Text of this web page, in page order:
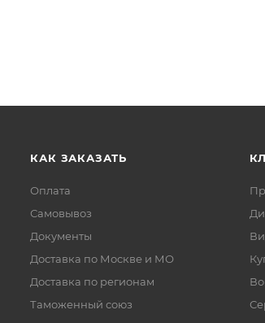
КАК ЗАКАЗАТЬ
Оплата
Самовывоз
Документы
Доставка по Москве и МО
Доставка по регионам
Таможенный союз